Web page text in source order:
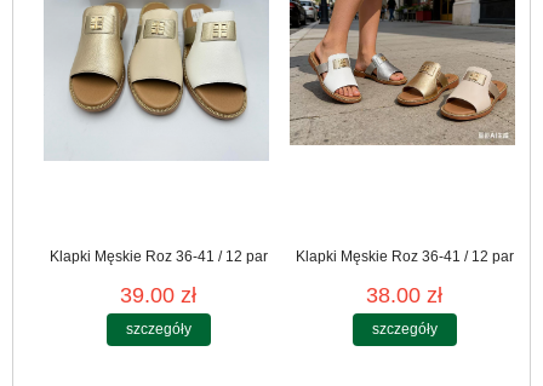
Klapki Męskie Roz 36-41 / 12 par
39.00 zł
szczegóły
Klapki Męskie Roz 36-41 / 12 par
38.00 zł
szczegóły